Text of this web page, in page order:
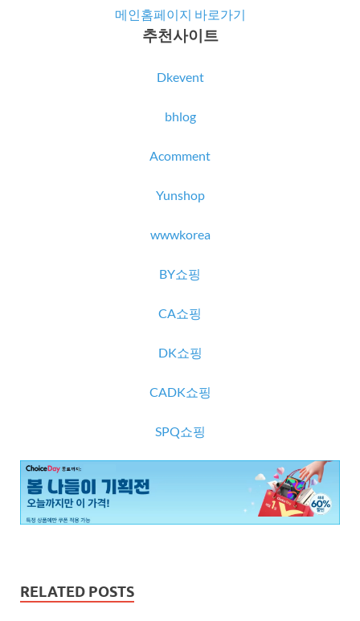
메인홈페이지 바로가기
추천사이트
Dkevent
bhlog
Acomment
Yunshop
wwwkorea
BY쇼핑
CA쇼핑
DK쇼핑
CADK쇼핑
SPQ쇼핑
RELATED POSTS